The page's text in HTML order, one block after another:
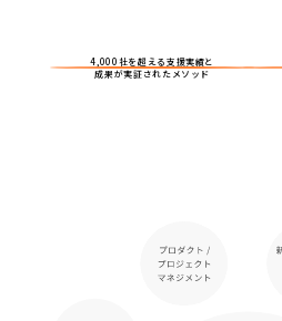
4,000社を超える支援実績と
成果が実証されたメソッド